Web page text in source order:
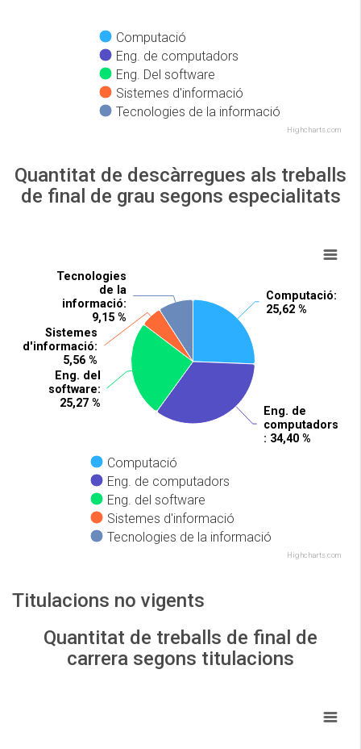
Computació
Eng. de computadors
Eng. Del software
Sistemes d'informació
Tecnologies de la informació
Highcharts.com
Quantitat de descàrregues als treballs
de final de grau segons especialitats
Computació:
25,62 %
Computació:
25,62 %
Eng. de
computadors
: 34,40 %
Eng. de
computadors
: 34,40 %
Eng. del
software:
25,27 %
Eng. del
software:
25,27 %
Sistemes
d'informació:
5,56 %
Sistemes
d'informació:
5,56 %
Tecnologies
de la
informació:
9,15 %
Tecnologies
de la
informació:
9,15 %
Computació
Eng. de computadors
Eng. del software
Sistemes d'informació
Tecnologies de la informació
Highcharts.com
Titulacions no vigents
Quantitat de treballs de final de
carrera segons titulacions